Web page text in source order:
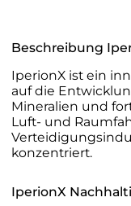
Beschreibung
IperionX ist ein
auf die
Mineralien und
Luft- und
konzentriert.
IperionX